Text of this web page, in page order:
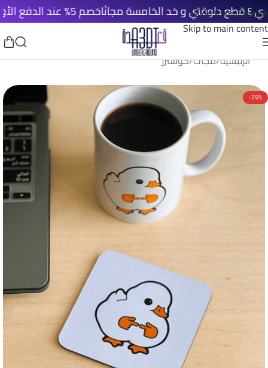
Skip to navigation
Skip to main content
خصم 5% عند الدفع الأونلاين
الرئيسية/مجات/كوسترز
-25%